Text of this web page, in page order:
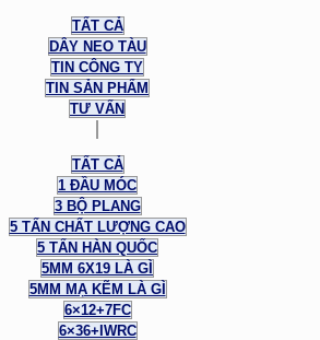
TẤT CẢ
DÂY NEO TÀU
TIN CÔNG TY
TIN SẢN PHẨM
TƯ VẤN
TẤT CẢ
1 ĐẦU MÓC
3 BỘ PLANG
5 TẤN CHẤT LƯỢNG CAO
5 TẤN HÀN QUỐC
5MM 6X19 LÀ GÌ
5MM MẠ KẼM LÀ GÌ
6×12+7FC
6×36+IWRC